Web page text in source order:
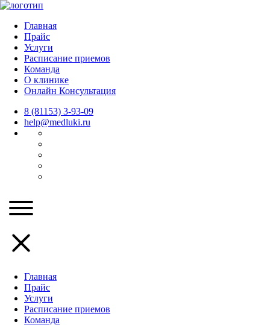
Главная
Прайс
Услуги
Расписание приемов
Команда
О клинике
Онлайн Консультация
8 (81153) 3-93-09
help@medluki.ru
Главная
Прайс
Услуги
Расписание приемов
Команда